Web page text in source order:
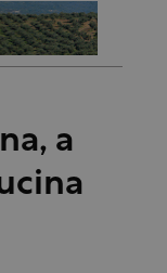
a